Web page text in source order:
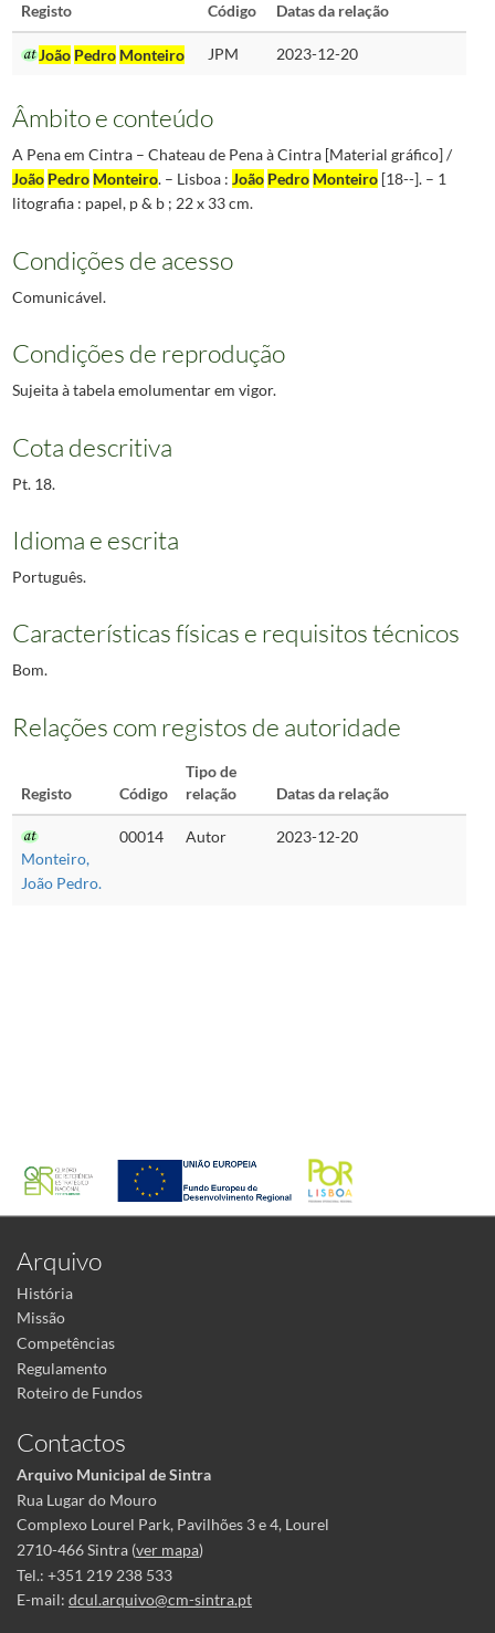
Registo Código Datas da relação
João Pedro Monteiro JPM 2023-12-20
Âmbito e conteúdo
A Pena em Cintra – Chateau de Pena à Cintra [Material gráfico] /
João Pedro Monteiro. – Lisboa : João Pedro Monteiro[18--]. – 1
litografia : papel, p & b ; 22 x 33 cm.
Condições de acesso
Comunicável.
Condições de reprodução
Sujeita à tabela emolumentar em vigor.
Cota descritiva
Pt. 18.
Idioma e escrita
Português.
Características físicas e requisitos técnicos
Bom.
Relações com registos de autoridade
Registo Código
Tipo de
relação
Datas da relação
Monteiro,
João Pedro.
00014 Autor 2023-12-20
Arquivo
História
Missão
Competências
Regulamento
Roteiro de Fundos
Contactos
Arquivo Municipal de Sintra
Rua Lugar do Mouro
Complexo Lourel Park, Pavilhões 3 e 4, Lourel
2710-466 Sintra (ver mapa)
Tel.: +351 219 238 533
E-mail: dcul.arquivo@cm-sintra.pt